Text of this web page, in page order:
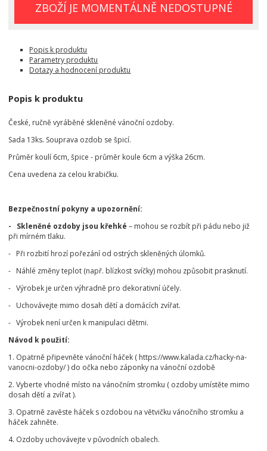
ZBOŽÍ JE MOMENTÁLNĚ NEDOSTUPNÉ
Popis k produktu
Parametry produktu
Dotazy a hodnocení produktu
Popis k produktu
České, ručně vyráběné skleněné vánoční ozdoby.
Sada 13ks. Souprava ozdob se špicí.
Průměr koulí 6cm, špice - průměr koule 6cm a výška 26cm.
Cena uvedena za celou krabičku.
Bezpečnostní pokyny a upozornění:
- Skleněné ozdoby jsou křehké – mohou se rozbít při pádu nebo již
při mírném tlaku.
- Při rozbití hrozí pořezání od ostrých skleněných úlomků.
- Náhlé změny teplot (např. blízkost svíčky) mohou způsobit prasknutí.
- Výrobek je určen výhradně pro dekorativní účely.
- Uchovávejte mimo dosah dětí a domácích zvířat.
- Výrobek není určen k manipulaci dětmi.
Návod k použití:
1. Opatrně připevněte vánoční háček ( https://www.kalada.cz/hacky-na-
vanocni-ozdoby/ ) do očka nebo záponky na vánoční ozdobě
2. Vyberte vhodné místo na vánočním stromku ( ozdoby umístěte mimo
dosah dětí a zvířat ).
3. Opatrně zavěste háček s ozdobou na větvičku vánočního stromku a
háček zahněte.
4. Ozdoby uchovávejte v původních obalech.